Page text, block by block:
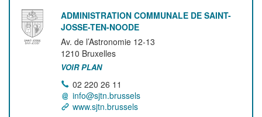
ADMINISTRATION COMMUNALE DE SAINT-
JOSSE-TEN-NOODE
Av. de l’Astronomie 12-13
1210 Bruxelles
VOIR PLAN
02 220 26 11
info@sjtn.brussels
www.sjtn.brussels